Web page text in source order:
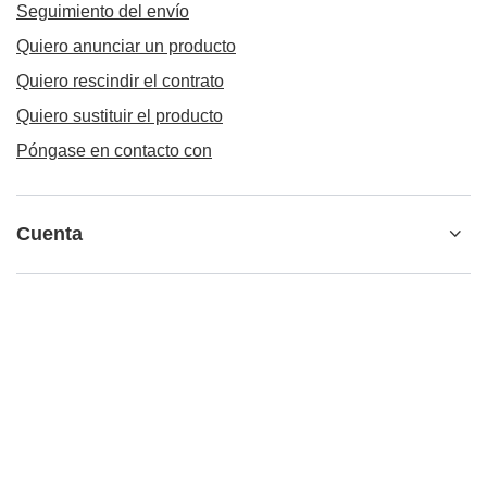
Seguimiento del envío
Quiero anunciar un producto
Quiero rescindir el contrato
Quiero sustituir el producto
Póngase en contacto con
Cuenta